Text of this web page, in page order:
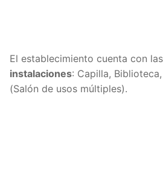
El establecimiento cuenta con
instalaciones: Capilla,
(Salón de usos múltiples).